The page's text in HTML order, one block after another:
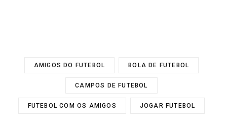
AMIGOS DO FUTEBOL BOLA DE FUTEBOL
CAMPOS DE FUTEBOL
FUTEBOL COM OS AMIGOS JOGAR FUTEBOL